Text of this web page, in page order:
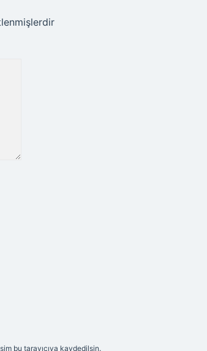
bu tarayıcıya kaydedilsin.